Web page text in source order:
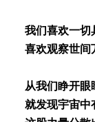
我们喜欢⼀切
喜欢观察世间
从我们睁开眼
就发现宇宙中